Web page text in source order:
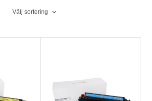
Välj sortering